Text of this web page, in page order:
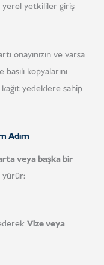
yerel yetkililer giriş
onayınızın ve varsa
kopyalarını
kağıt yedeklere sahip
Adım
veya başka bir
yürür:
Vize veya